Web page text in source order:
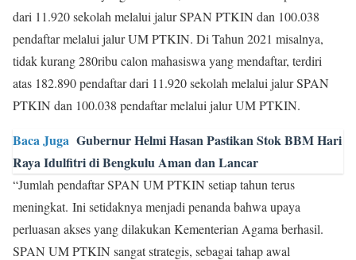
dari 11.920 sekolah melalui jalur SPAN PTKIN dan 100.038
pendaftar melalui jalur UM PTKIN. Di Tahun 2021 misalnya,
tidak kurang 280ribu calon mahasiswa yang mendaftar, terdiri
atas 182.890 pendaftar dari 11.920 sekolah melalui jalur SPAN
PTKIN dan 100.038 pendaftar melalui jalur UM PTKIN.
Baca Juga Gubernur Helmi Hasan Pastikan Stok BBM Hari
Raya Idulfitri di Bengkulu Aman dan Lancar
“Jumlah pendaftar SPAN UM PTKIN setiap tahun terus
meningkat. Ini setidaknya menjadi penanda bahwa upaya
perluasan akses yang dilakukan Kementerian Agama berhasil.
SPAN UM PTKIN sangat strategis, sebagai tahap awal